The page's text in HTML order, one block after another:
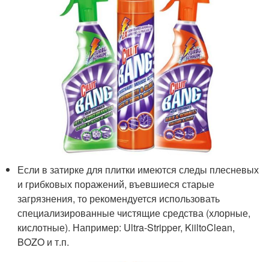
Если в затирке для плитки имеются следы плесневых
и грибковых поражений, въевшиеся старые
загрязнения, то рекомендуется использовать
специализированные чистящие средства (хлорные,
кислотные). Например: Ultra-Stripper, KiiltoClean,
BOZO и т.п.